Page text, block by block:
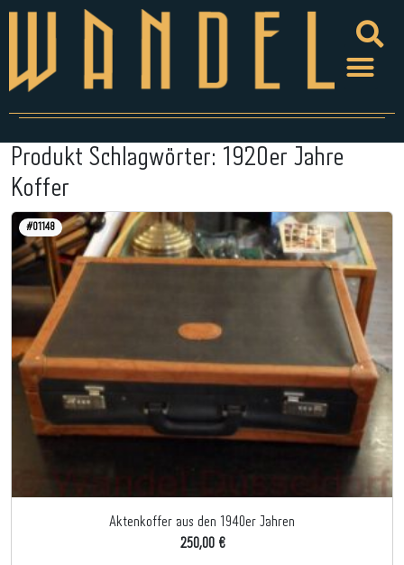
Produkt Schlagwörter: 1920er Jahre
Koffer
#01148
Aktenkoffer aus den 1940er Jahren
250,00 €